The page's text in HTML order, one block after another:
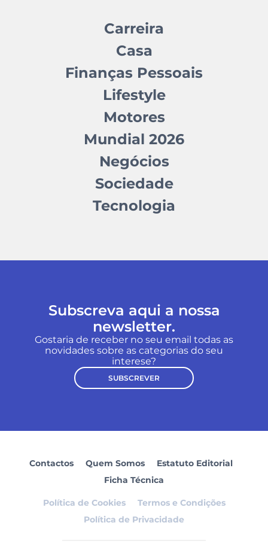
Carreira
Casa
Finanças Pessoais
Lifestyle
Motores
Mundial 2026
Negócios
Sociedade
Tecnologia
Subscreva aqui a nossa
newsletter.
Gostaria de receber no seu email todas as
novidades sobre as categorias do seu
interese?
SUBSCREVER
Contactos Quem Somos
Estatuto Editorial
Ficha Técnica
Política de Cookies
Termos e Condições
Política de Privacidade